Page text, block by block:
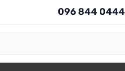
096 844 0444